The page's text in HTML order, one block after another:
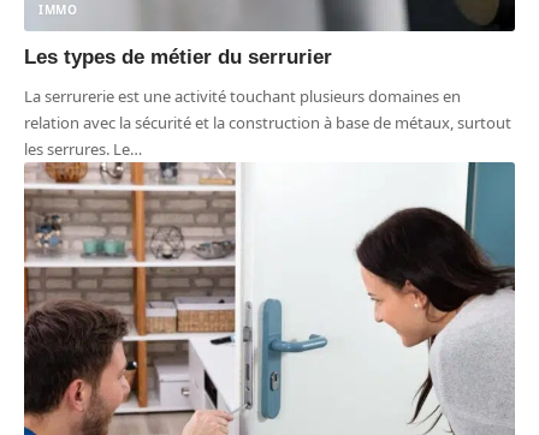
IMMO
Les types de métier du serrurier
La serrurerie est une activité touchant plusieurs domaines en
relation avec la sécurité et la construction à base de métaux, surtout
les serrures. Le…